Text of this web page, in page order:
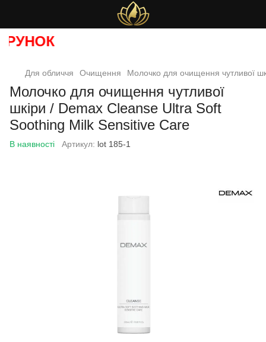
Для обличчя Очищення Молочко для очищення чутливої
Молочко для очищення чутливої
шкіри / Demax Cleanse Ultra Soft
Soothing Milk Sensitive Care
В наявності Артикул: lot 185-1